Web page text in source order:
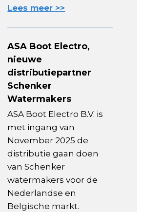
Lees meer >>
ASA Boot Electro,
nieuwe
distributiepartner
Schenker
Watermakers
ASA Boot Electro B.V. is
met ingang van
November 2025 de
distributie gaan doen
van Schenker
watermakers voor de
Nederlandse en
Belgische markt.